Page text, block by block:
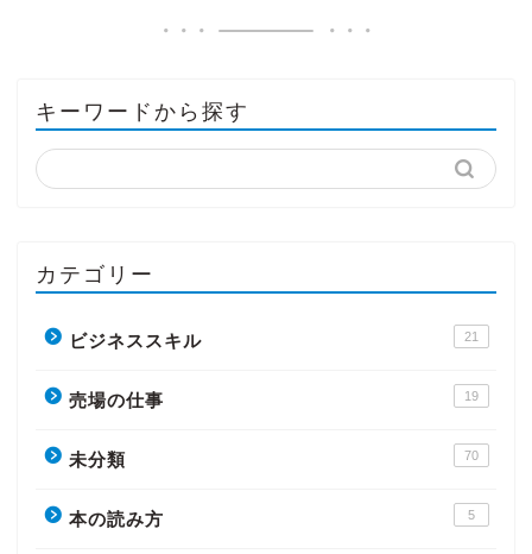
キーワードから探す
カテゴリー
ビジネススキル 21
売場の仕事 19
未分類 70
本の読み方 5